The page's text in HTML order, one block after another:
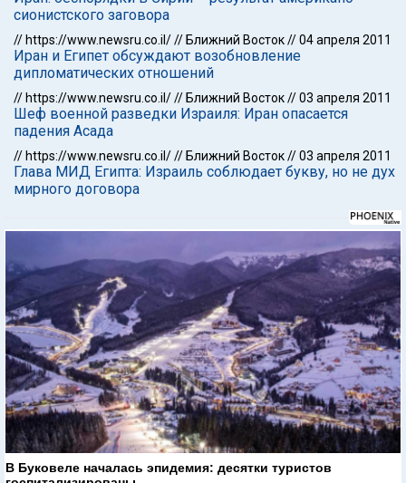
сионистского заговора
// https://www.newsru.co.il/// Ближний Восток//04 апреля 2011
Иран и Египет обсуждают возобновление
дипломатических отношений
// https://www.newsru.co.il/// Ближний Восток//03 апреля 2011
Шеф военной разведки Израиля: Иран опасается
падения Асада
// https://www.newsru.co.il/// Ближний Восток//03 апреля 2011
Глава МИД Египта: Израиль соблюдает букву, но не дух
мирного договора
В Буковеле началась эпидемия: десятки туристов